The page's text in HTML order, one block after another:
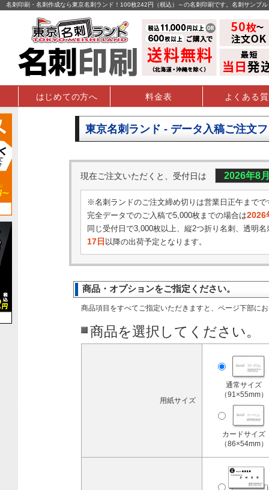
名刺印刷・名刺作成なら東京名刺ランド！100枚242円（税込）～の名刺印刷です。名刺サンプ
はじめての方へ 料金表 よくある
東京名刺ランド - データ入稿ご注文
現在ご注文いただくと、受付日は 2026年8
※名刺ランドのご注文締め切りは営業日正午までで
完全データでのご入稿で5,000枚までの場合は2026
同じ受付日で3,000枚以上、縦2つ折り名刺、透明名
17日 以降の出荷予定となります。
商品・オプションをご指定ください。
商品項目をすべてご指定いただきますと、ページ下部に
商品を選択してください。
用紙サイズ
通常サイズ
（91×55mm）
カードサイズ
（86×54mm）